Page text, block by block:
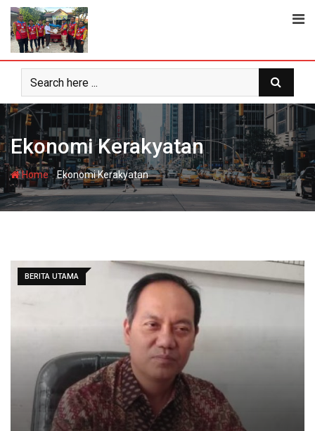
Skip
content
Ekonomi Kerakyatan
Home-Ekonomi Kerakyatan
BERITA UTAMA